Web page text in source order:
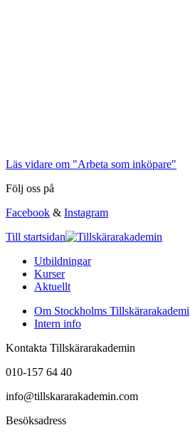
Läs vidare om "Arbeta som inköpare"
Följ oss på
Facebook & Instagram
Till startsidan
Utbildningar
Kurser
Aktuellt
Om Stockholms Tillskärarakademi
Intern info
Kontakta Tillskärarakademin
010-157 64 40
info@tillskararakademin.com
Besöksadress